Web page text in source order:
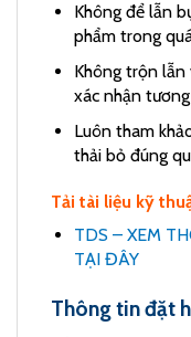
Không để lẫn
phẩm trong
Không trộn lẫn
xác nhận
Luôn tham
thải bỏ đúng
Tải tài liệu kỹ
TDS – XEM
TẠI ĐÂY
Thông tin đặt